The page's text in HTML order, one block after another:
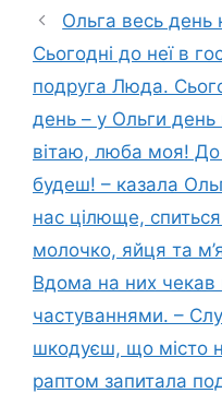
Ольга весь день
Сьогодні до неї в
подруга Люда.
день – у Ольги
вітаю, люба моя! До
будеш! – казала
нас цілюще,
молочко, яйця та
Вдома на них чекав
частуваннями. –
шкодуєш, що місто
раптом запитала